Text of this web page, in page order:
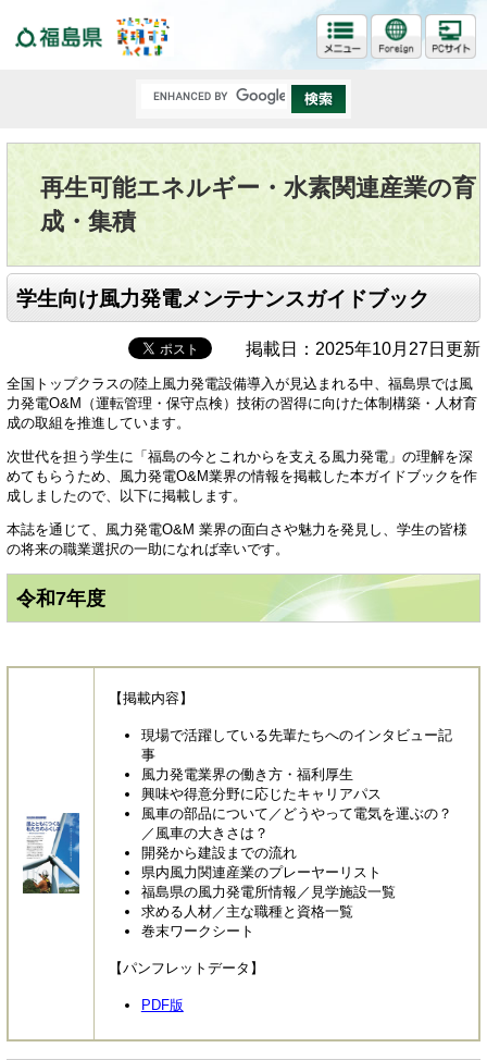
再生可能エネルギー・水素関連産業の育
成・集積
学生向け風力発電メンテナンスガイドブック
掲載日：2025年10月27日更新
全国トップクラスの陸上風力発電設備導入が見込まれる中、福島県では風
力発電O&M（運転管理・保守点検）技術の習得に向けた体制構築・人材育
成の取組を推進しています。
次世代を担う学生に「福島の今とこれからを支える風力発電」の理解を深
めてもらうため、風力発電O&M業界の情報を掲載した本ガイドブックを作
成しましたので、以下に掲載します。
本誌を通じて、風力発電O&M 業界の面白さや魅力を発見し、学生の皆様
の将来の職業選択の一助になれば幸いです。
令和7年度
【掲載内容】
現場で活躍している先輩たちへのインタビュー記
事
風力発電業界の働き方・福利厚生
興味や得意分野に応じたキャリアパス
風車の部品について／どうやって電気を運ぶの？
／風車の大きさは？
開発から建設までの流れ
県内風力関連産業のプレーヤーリスト
福島県の風力発電所情報／見学施設一覧
求める人材／主な職種と資格一覧
巻末ワークシート
【パンフレットデータ】
PDF版